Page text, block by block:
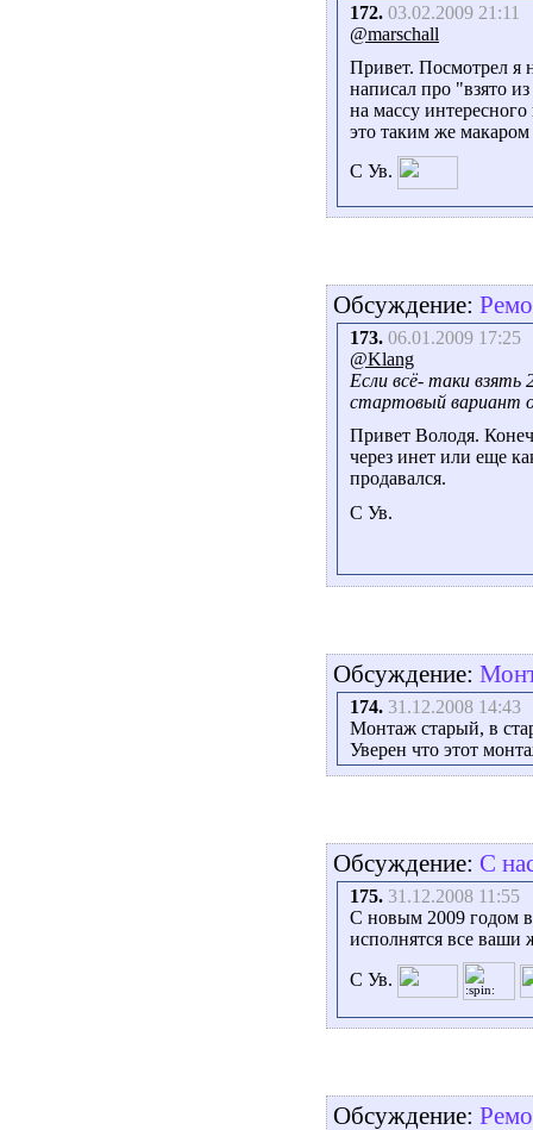
172. 03.02.2009 21:11
@marschall
Привет. Посмотрел я
написал про "взято
на массу
это таким же
С Ув.
Обсуждение:
173. 06.01.2009 17:25
@Klang
Если всё- таки
стартовый вариант
Привет Володя.
через инет или еще
продавался.
С Ув.
Обсуждение:
174. 31.12.2008 14:43
Монтаж старый, в
Уверен что этот
Обсуждение: С
175. 31.12.2008 11:55
С новым 2009 годом
исполнятся все ваши
С Ув.
Обсуждение: